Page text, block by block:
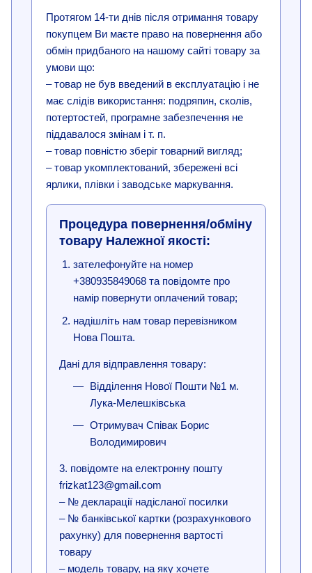
Протягом 14-ти днів після отримання товару
покупцем Ви маєте право на повернення або
обмін придбаного на нашому сайті товару за
умови що:
– товар не був введений в експлуатацію і не
має слідів використання: подряпин, сколів,
потертостей, програмне забезпечення не
піддавалося змінам і т. п.
– товар повністю зберіг товарний вигляд;
– товар укомплектований, збережені всі
ярлики, плівки і заводське маркування.
Процедура повернення/обміну
товару Належної якості:
зателефонуйте на номер
+380935849068 та повідомте про
намір повернути оплачений товар;
надішліть нам товар перевізником
Нова Пошта.
Дані для відправлення товару:
Відділення Нової Пошти №1 м.
Лука-Мелешківська
Отримувач Співак Борис
Володимирович
3. повідомте на електронну пошту
frizkat123@gmail.com
– № декларації надісланої посилки
– № банківської картки (розрахункового
рахунку) для повернення вартості
товару
– модель товару, на яку хочете